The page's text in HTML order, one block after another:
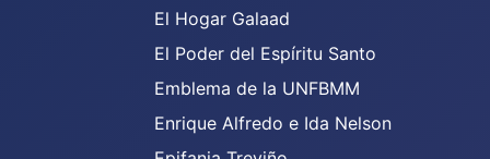
El Hogar Galaad
El Poder del Espíritu Santo
Emblema de la UNFBMM
Enrique Alfredo e Ida Nelson